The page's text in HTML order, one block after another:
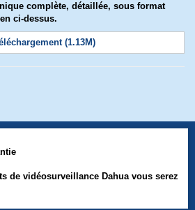
complète, détaillée, sous format
ci-dessus.
(1.13M)
de vidéosurveillance Dahua vous serez